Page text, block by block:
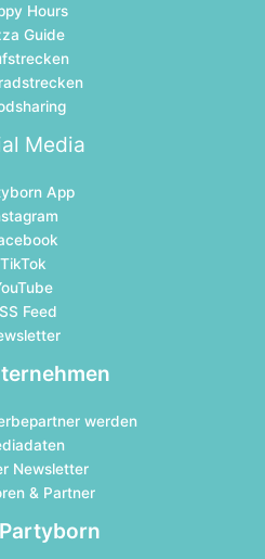
Hours
Guide
Media
App
TikTok
Feed
werden
Newsletter
& Partner